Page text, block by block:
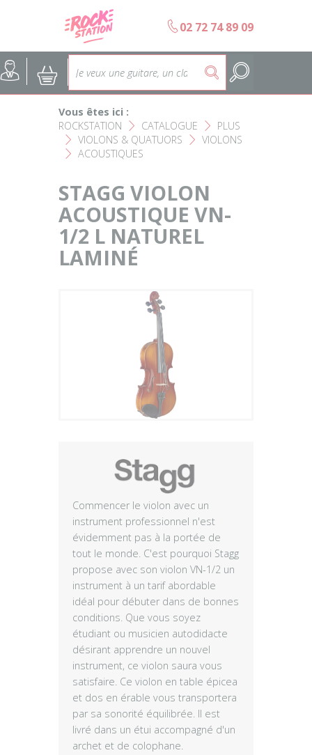
Choisir son instrument
Nos Magasins Rockstation
L'esprit Rockstation
Guitares
Basses
Batteries & Percussions
Matériel DJ
b 02 72 74 89 09
@ 5 :
Vous êtes ici :
ROCKSTATION F CATALOGUE F PLUS
F VIOLONS & QUATUORS F VIOLONS
F ACOUSTIQUES
STAGG VIOLON
ACOUSTIQUE VN-
1/2 L NATUREL
LAMINÉ
Commencer le violon avec un
instrument professionnel n'est
évidemment pas à la portée de
tout le monde. C'est pourquoi Stagg
propose avec son violon VN-1/2 un
instrument à un tarif abordable
idéal pour débuter dans de bonnes
conditions. Que vous soyez
étudiant ou musicien autodidacte
désirant apprendre un nouvel
instrument, ce violon saura vous
satisfaire. Ce violon en table épicea
et dos en érable vous transportera
par sa sonorité équilibrée. Il est
livré dans un étui accompagné d'un
archet et de colophane.
Panneau de gestion des cookies